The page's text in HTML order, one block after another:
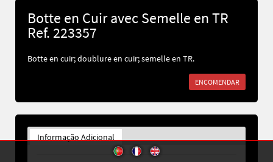
Botte en Cuir avec Semelle en TR
Ref. 223357
Botte en cuir; doublure en cuir; semelle en TR.
ENCOMENDAR
Informação Adicional